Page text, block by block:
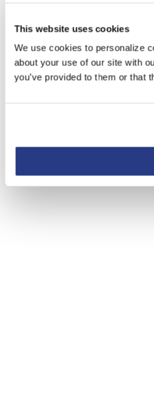
This website uses cookies
We use cookies to personalize
about your use of our site with
you’ve provided to them or that